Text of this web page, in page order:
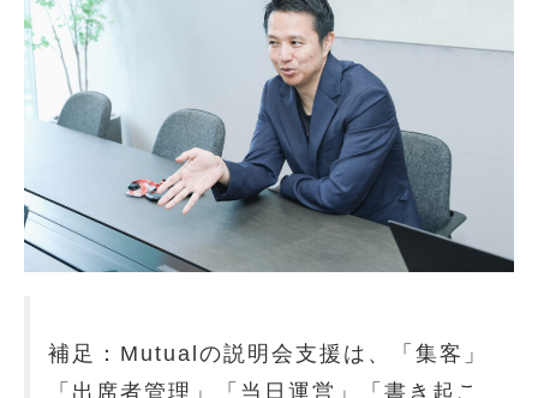
補足：Mutualの説明会支援は、「集客」
「出席者管理」「当日運営」「書き起こ